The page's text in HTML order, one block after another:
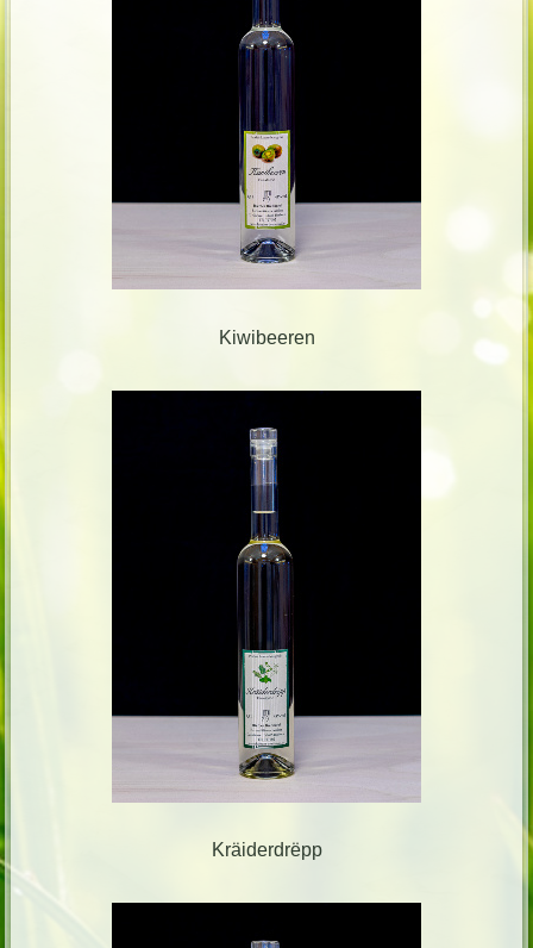
Kiwibeeren
Kräiderdrëpp